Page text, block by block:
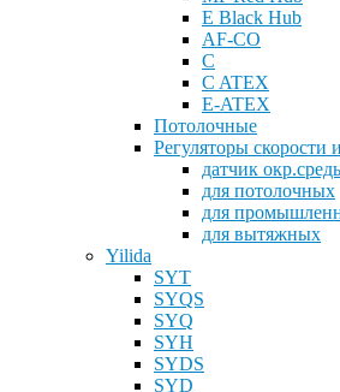
E Black Hub
AF-CO
C
C ATEX
E-ATEX
Потолочные
Регуляторы скорости
датчик
для потолочных
для
для вытяжных
Yilida
SYT
SYQS
SYQ
SYH
SYDS
SYD